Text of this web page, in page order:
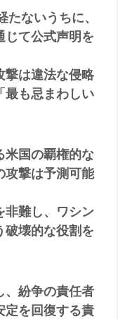
ないうちに、
じて公式声明を
撃は違法な侵略
最も忌まわしい
米国の覇権的な
攻撃は予測可能
非難し、ワシン
破壊的な役割を
、紛争の責任者
定を回復する責